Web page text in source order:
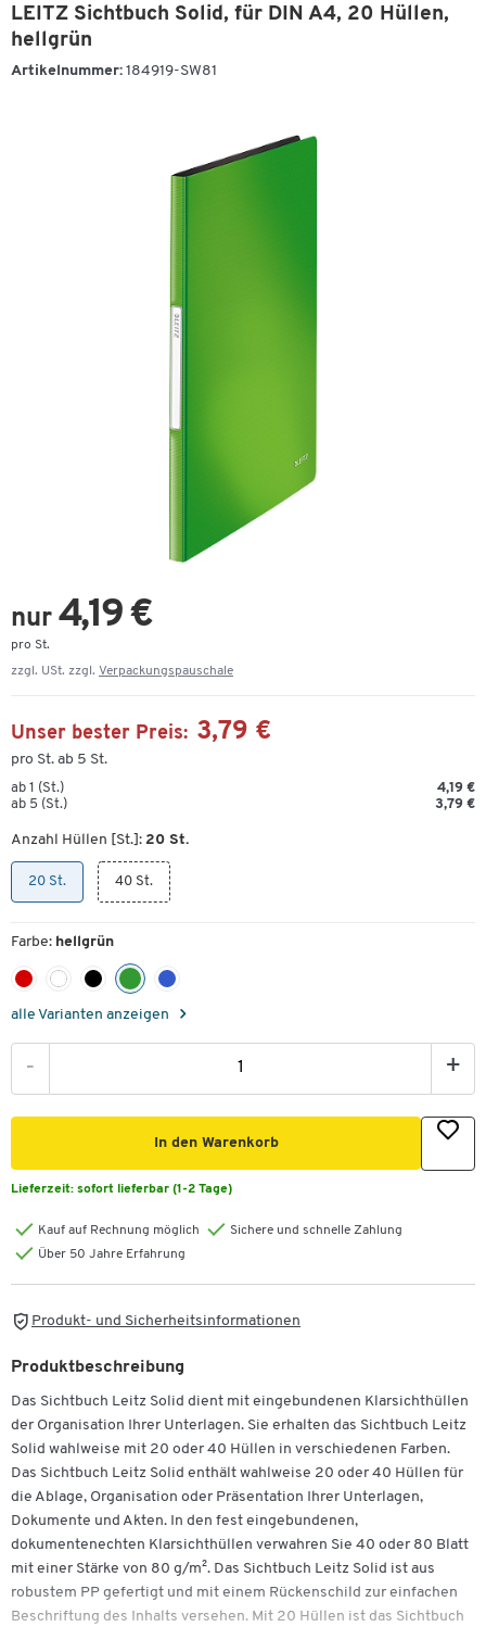
LEITZ Sichtbuch Solid, für DIN A4, 20 Hüllen,
hellgrün
Artikelnummer: 184919-SW81
nur 4,19 €
pro St.
zzgl. USt. zzgl. Verpackungspauschale
Unser bester Preis: 3,79 €
pro St. ab 5 St.
ab 1 (St.)
4,19 €
ab 5 (St.)
3,79 €
Anzahl Hüllen [St.]: 20 St.
20 St. 40 St.
Farbe: hellgrün
alle Varianten anzeigen
- +
In den Warenkorb
Lieferzeit: sofort lieferbar (1-2 Tage)
Kauf auf Rechnung möglich
Sichere und schnelle Zahlung
Über 50 Jahre Erfahrung
Produkt- und Sicherheitsinformationen
Produktbeschreibung
Das Sichtbuch Leitz Solid dient mit eingebundenen Klarsichthüllen
der Organisation Ihrer Unterlagen. Sie erhalten das Sichtbuch Leitz
Solid wahlweise mit 20 oder 40 Hüllen in verschiedenen Farben.
Das Sichtbuch Leitz Solid enthält wahlweise 20 oder 40 Hüllen für
die Ablage, Organisation oder Präsentation Ihrer Unterlagen,
Dokumente und Akten. In den fest eingebundenen,
dokumentenechten Klarsichthüllen verwahren Sie 40 oder 80 Blatt
mit einer Stärke von 80 g/m². Das Sichtbuch Leitz Solid ist aus
robustem PP gefertigt und mit einem Rückenschild zur einfachen
Beschriftung des Inhalts versehen. Mit 20 Hüllen ist das Sichtbuch